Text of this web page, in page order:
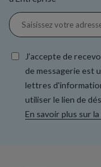
J’accepte de
de messagerie est
lettres
utiliser le lien de
En savoir plus sur